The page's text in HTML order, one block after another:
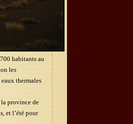
habitants au
les
thermales
la province de
et l’été pour